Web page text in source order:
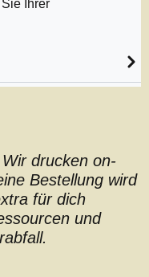
Ihrer
Wir drucken on-
Bestellung wird
für dich
und